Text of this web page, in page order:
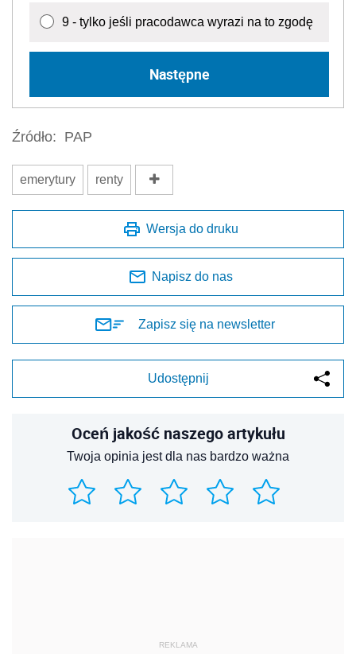
9 - tylko jeśli pracodawca wyrazi na to zgodę
Następne
Źródło: PAP
emerytury renty
Wersja do druku
Napisz do nas
Zapisz się na newsletter
Udostępnij
Oceń jakość naszego artykułu
Twoja opinia jest dla nas bardzo ważna
REKLAMA